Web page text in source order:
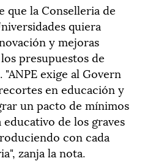
la Conselleria de
quiera
y mejoras
presupuestos de
exige al Govern
en educación y
un pacto de mínimos
de los graves
con cada
zanja la nota.